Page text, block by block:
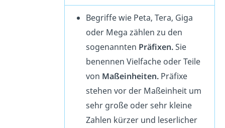
Begriffe wie Peta, Tera, Giga
oder Mega zählen zu den
sogenannten Präfixen.Sie
benennen Vielfache oder Teile
von Maßeinheiten. Präfixe
stehen vor der Maßeinheit um
sehr große oder sehr kleine
Zahlen kürzer und leserlicher